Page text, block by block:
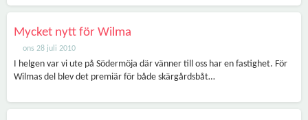
Mycket nytt för Wilma
ons 28 juli 2010
I helgen var vi ute på Södermöja där vänner till oss har en fastighet. För
Wilmas del blev det premiär för både skärgårdsbåt…